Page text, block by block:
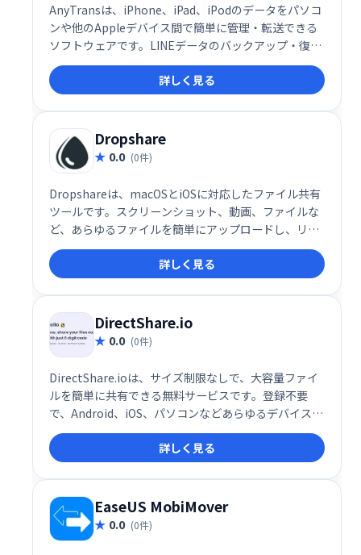
AnyTransは、iPhone、iPad、iPodのデータをパソコ
ンや他のAppleデバイス間で簡単に管理・転送できる
ソフトウェアです。LINEデータのバックアップ・復
元、HEICファイル変換、着信音作成など、多彩な機能
を搭載。直感的な操作性で、専門知識がなくてもスム
ーズに利用できます。データの同期を気にせず、自由
にデバイス間でデータのやり取りを実現します。
詳しく見る
Dropshare
0.0 (0件)
Dropshareは、macOSとiOSに対応したファイル共有
ツールです。スクリーンショット、動画、ファイルな
ど、あらゆるファイルを簡単にアップロードし、リン
クで瞬時に共有できます。一般的なストレージサービ
スやセルフホストソリューションにも対応。スムーズ
なファイル共有を実現します。
詳しく見る
DirectShare.io
0.0 (0件)
DirectShare.ioは、サイズ制限なしで、大容量ファイ
ルを簡単に共有できる無料サービスです。登録不要
で、Android、iOS、パソコンなどあらゆるデバイスに
対応。迅速かつ手軽にファイルを共有できます。
詳しく見る
EaseUS MobiMover
0.0 (0件)